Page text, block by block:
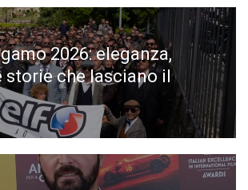
2026: eleganza,
storie che lasciano il